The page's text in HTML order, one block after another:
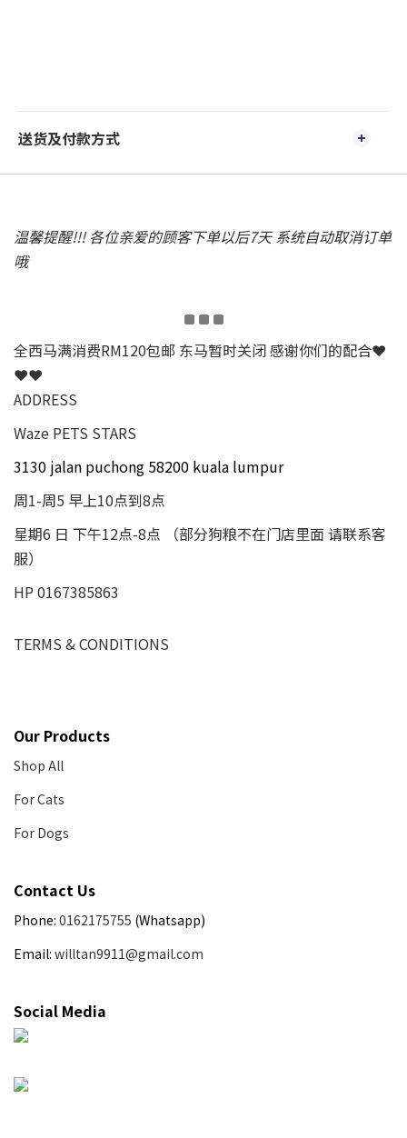
送货及付款方式
温馨提醒!!! 各位亲爱的顾客下单以后7天 系统自动取消订单
哦
全西马满消费RM120包邮 东马暂时关闭 感谢你们的配合❤
❤❤
ADDRESS
Waze PETS STARS
3130 jalan puchong 58200 kuala lumpur
周1-周5 早上10点到8点
星期6 日 下午12点-8点 （部分狗粮不在门店里面 请联系客
服）
HP 0167385863
TERMS & CONDITIONS
Our Products
Shop All
For Cats
For Dogs
Contact Us
Phone: 0162175755 (Whatsapp)
Email: willtan9911@gmail.com
Social Media